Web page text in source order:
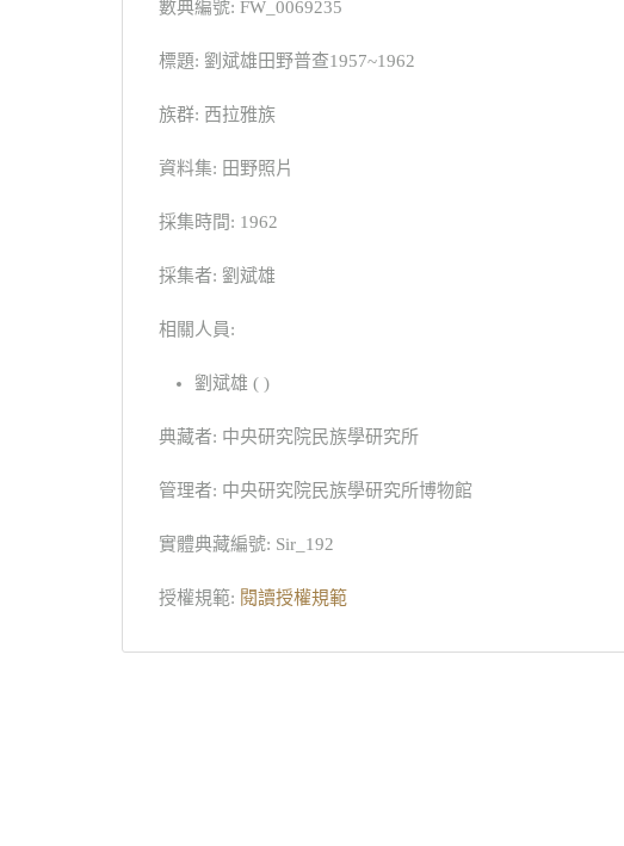
數典編號: FW_0069235
標題: 劉斌雄田野普查1957~1962
族群: 西拉雅族
資料集: 田野照片
採集時間: 1962
採集者: 劉斌雄
相關人員:
劉斌雄 ( )
典藏者: 中央研究院民族學研究所
管理者: 中央研究院民族學研究所博物館
實體典藏編號: Sir_192
授權規範: 閱讀授權規範